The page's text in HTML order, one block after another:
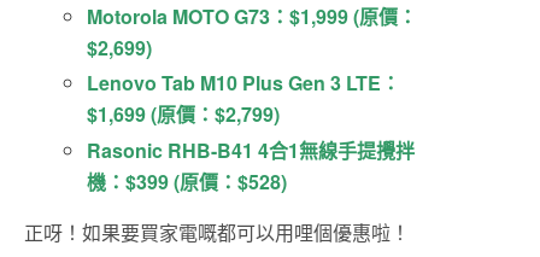
Motorola MOTO G73：$1,999 (原價：
$2,699)
Lenovo Tab M10 Plus Gen 3 LTE：
$1,699 (原價：$2,799)
Rasonic RHB-B41 4合1無線手提攪拌
機：$399 (原價：$528)
正呀！如果要買家電嘅都可以用哩個優惠啦！